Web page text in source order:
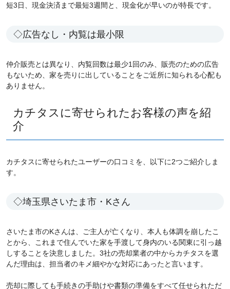
短3日、現金決済まで最短3週間と、現金化が早いのが特長です。
◇広告なし・内覧は最小限
仲介販売とは異なり、内覧回数は最少1回のみ、販売のための広告
もないため、家を売りに出していることをご近所に知られる心配も
ありません。
カチタスに寄せられたお客様の声を紹
介
カチタスに寄せられたユーザーの口コミを、以下に2つご紹介しま
す。
◇埼玉県さいたま市・Kさん
さいたま市のKさんは、ご主人が亡くなり、本人も体調を崩したこ
とから、これまで住んでいた家を手渡して身内のいる関東に引っ越
しすることを決意しました。3社の売却業者の中からカチタスを選
んだ理由は、担当者のキメ細やかな対応にあったと言います。
売却に際しても手続きの手助けや書類の準備をすべて任せられただ